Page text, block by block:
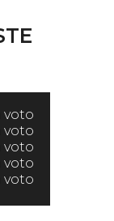
voto
voto
voto
voto
voto